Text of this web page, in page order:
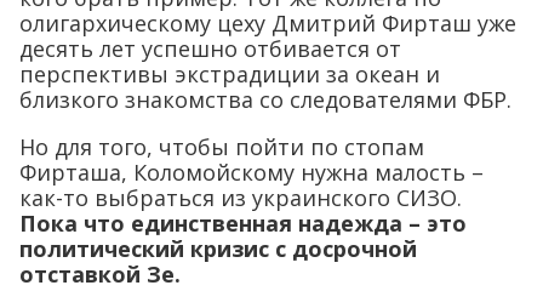
олигархическому цеху Дмитрий Фирташ уже
десять лет успешно отбивается от
перспективы экстрадиции за океан и
близкого знакомства со следователями ФБР.
Но для того, чтобы пойти по стопам
Фирташа, Коломойскому нужна малость –
как-то выбраться из украинского СИЗО.
Пока что единственная надежда – это
политический кризис с досрочной
отставкой Зе.